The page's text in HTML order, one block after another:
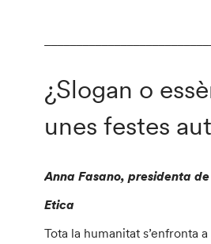
¿Slogan o
unes festes
Anna Fasano, presidenta
Etica
Tota la humanitat s’enfronta